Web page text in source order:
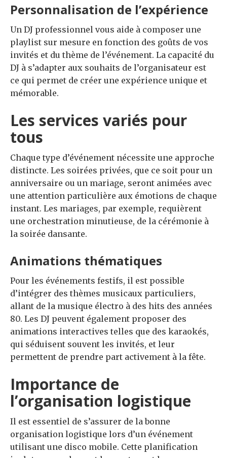
Personnalisation de l’expérience
Un DJ professionnel vous aide à composer une
playlist sur mesure en fonction des goûts de vos
invités et du thème de l’événement. La capacité du
DJ à s’adapter aux souhaits de l’organisateur est
ce qui permet de créer une expérience unique et
mémorable.
Les services variés pour
tous
Chaque type d’événement nécessite une approche
distincte. Les soirées privées, que ce soit pour un
anniversaire ou un mariage, seront animées avec
une attention particulière aux émotions de chaque
instant. Les mariages, par exemple, requièrent
une orchestration minutieuse, de la cérémonie à
la soirée dansante.
Animations thématiques
Pour les événements festifs, il est possible
d’intégrer des thèmes musicaux particuliers,
allant de la musique électro à des hits des années
80. Les DJ peuvent également proposer des
animations interactives telles que des karaokés,
qui séduisent souvent les invités, et leur
permettent de prendre part activement à la fête.
Importance de
l’organisation logistique
Il est essentiel de s’assurer de la bonne
organisation logistique lors d’un événement
utilisant une disco mobile. Cette planification